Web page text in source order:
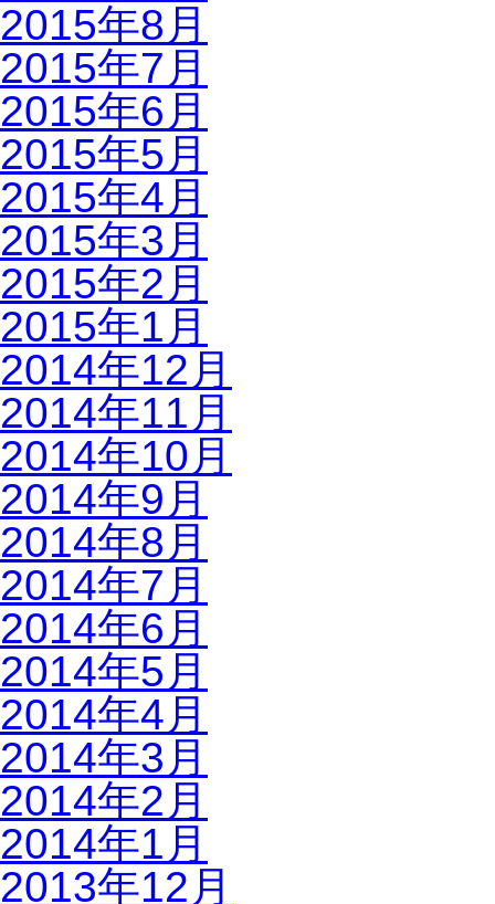
2015年8月
2015年7月
2015年6月
2015年5月
2015年4月
2015年3月
2015年2月
2015年1月
2014年12月
2014年11月
2014年10月
2014年9月
2014年8月
2014年7月
2014年6月
2014年5月
2014年4月
2014年3月
2014年2月
2014年1月
2013年12月